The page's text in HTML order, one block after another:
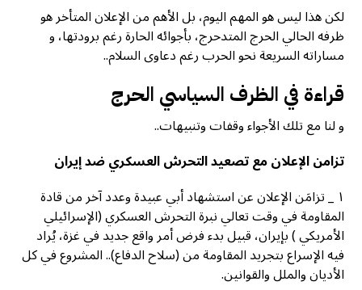
لكن هذا ليس هو المهم اليوم، بل الأهم من الإعلان المتأخر هو
ظرفه الحالي الحرج المتدحرج، بأجوائه الحارة رغم برودتها، و
مساراته السريعة نحو الحرب رغم دعاوى السلام..
قراءة في الظرف السياسي الحرج
و لنا مع تلك الأجواء وقفات وتنبيهات..
تزامن الإعلان مع تصعيد التحرش العسكري ضد إيران
١ _ تزامَن الإعلان عن استشهاد أبي عبيدة وعدد آخر من قادة
المقاومة في وقت تعالي نبرة التحرش العسكري (الإسرائيلي
الأمريكي ) بإيران، قبيل بدء فرض أمر واقع جديد في غزة، يُراد
فيه الإسراع بتجريد المقاومة من (سلاح الدفاع).. المشروع في كل
الأديان والملل والقوانين.